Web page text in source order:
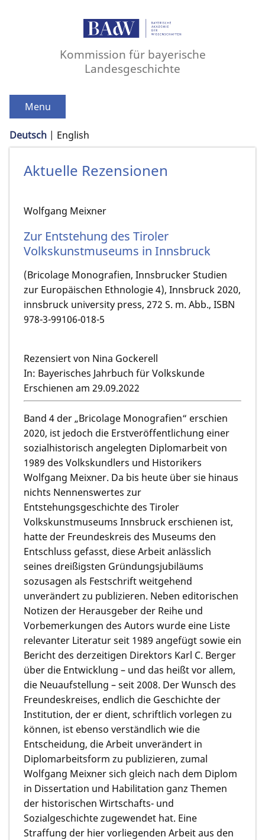
Kommission für bayerische
Landesgeschichte
Menu
Deutsch English
Aktuelle Rezensionen
Wolfgang Meixner
Zur Entstehung des Tiroler
Volkskunstmuseums in Innsbruck
(Bricolage Monografien, Innsbrucker Studien
zur Europäischen Ethnologie 4), Innsbruck 2020,
innsbruck university press, 272 S. m. Abb., ISBN
978-3-99106-018-5
Rezensiert von Nina Gockerell
In: Bayerisches Jahrbuch für Volkskunde
Erschienen am 29.09.2022
Band 4 der „Bricolage Monografien“ erschien
2020, ist jedoch die Erstveröffentlichung einer
sozialhistorisch angelegten Diplomarbeit von
1989 des Volkskundlers und Historikers
Wolfgang Meixner. Da bis heute über sie hinaus
nichts Nennenswertes zur
Entstehungsgeschichte des Tiroler
Volkskunstmuseums Innsbruck erschienen ist,
hatte der Freundeskreis des Museums den
Entschluss gefasst, diese Arbeit anlässlich
seines dreißigsten Gründungsjubiläums
sozusagen als Festschrift weitgehend
unverändert zu publizieren. Neben editorischen
Notizen der Herausgeber der Reihe und
Vorbemerkungen des Autors wurde eine Liste
relevanter Literatur seit 1989 angefügt sowie ein
Bericht des derzeitigen Direktors Karl C. Berger
über die Entwicklung – und das heißt vor allem,
die Neuaufstellung – seit 2008. Der Wunsch des
Freundeskreises, endlich die Geschichte der
Institution, der er dient, schriftlich vorlegen zu
können, ist ebenso verständlich wie die
Entscheidung, die Arbeit unverändert in
Diplomarbeitsform zu publizieren, zumal
Wolfgang Meixner sich gleich nach dem Diplom
in Dissertation und Habilitation ganz Themen
der historischen Wirtschafts- und
Sozialgeschichte zugewendet hat. Eine
Straffung der hier vorliegenden Arbeit aus den